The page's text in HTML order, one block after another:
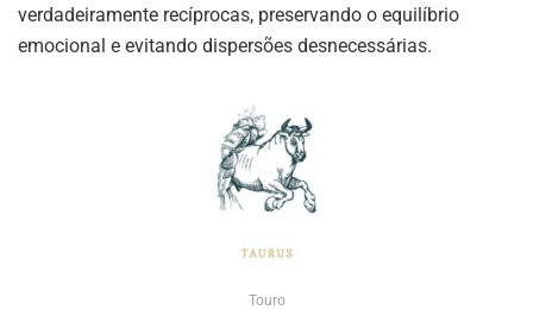
verdadeiramente recíprocas, preservando o equilíbrio
emocional e evitando dispersões desnecessárias.
Touro